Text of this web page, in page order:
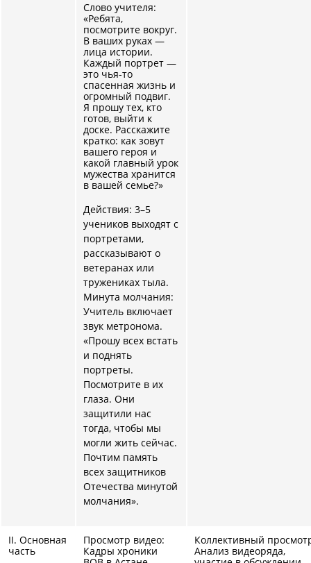
Слово учителя:
«Ребята,
посмотрите вокруг.
В ваших руках —
лица истории.
Каждый портрет —
это чья-то
спасенная жизнь и
огромный подвиг.
Я прошу тех, кто
готов, выйти к
доске. Расскажите
кратко: как зовут
вашего героя и
какой главный урок
мужества хранится
в вашей семье?»
Действия: 3–5
учеников выходят с
портретами,
рассказывают о
ветеранах или
тружениках тыла.
Минута молчания:
Учитель включает
звук метронома.
«Прошу всех встать
и поднять
портреты.
Посмотрите в их
глаза. Они
защитили нас
тогда, чтобы мы
могли жить сейчас.
Почтим память
всех защитников
Отечества минутой
молчания».
II. Основная
часть
Просмотр видео:
Кадры хроники
Коллективный
Анализ видеоряда,